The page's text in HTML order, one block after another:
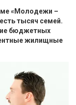
«Молодежи –
тысяч семей.
бюджетных
жилищные